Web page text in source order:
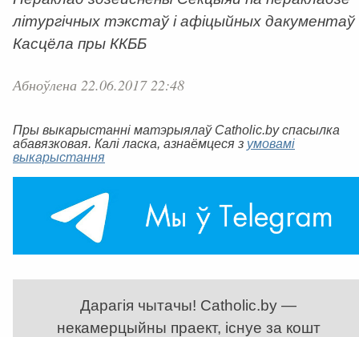
літургічных тэкстаў і афіцыйных дакументаў
Касцёла пры ККББ
Абноўлена 22.06.2017 22:48
Пры выкарыстанні матэрыялаў Catholic.by спасылка
абавязковая. Калі ласка, азнаёмцеся з умовамі
выкарыстання
Дарагія чытачы! Catholic.by —
некамерцыйны праект, існуе за кошт